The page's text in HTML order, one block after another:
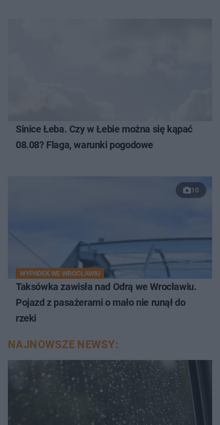
Sinice Łeba. Czy w Łebie można się kąpać
08.08? Flaga, warunki pogodowe
10
WYPADEK WE WROCŁAWIU
Taksówka zawisła nad Odrą we Wrocławiu.
Pojazd z pasażerami o mało nie runął do
rzeki
NAJNOWSZE NEWSY: